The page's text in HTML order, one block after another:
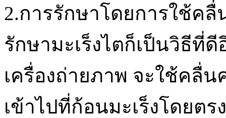
2.การรักษาโดยการใช้ค
รักษามะเร็งไตก็เป็นวิธีที่
เครื่องถ่ายภาพ จะใช้คลื่
เข้าไปที่ก้อนมะเร็งโดยตร